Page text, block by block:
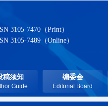
3105-7470（Print）
3105-7489（Online）
稿须知
Guide
编委会
Editorial Board